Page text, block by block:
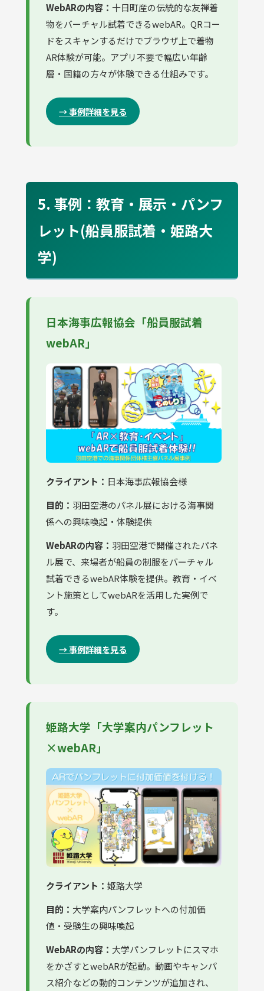
WebARの内容： 十日町産の伝統的な友禅着
物をバーチャル試着できるwebAR。QRコー
ドをスキャンするだけでブラウザ上で着物
AR体験が可能。アプリ不要で幅広い年齢
層・国籍の方々が体験できる仕組みです。
→ 事例詳細を見る
5. 事例：教育・展示・パンフ
レット(船員服試着・姫路大
学)
日本海事広報協会「船員服試着
webAR」
クライアント： 日本海事広報協会様
目的： 羽田空港のパネル展における海事関
係への興味喚起・体験提供
WebARの内容： 羽田空港で開催されたパネ
ル展で、来場者が船員の制服をバーチャル
試着できるwebAR体験を提供。教育・イベ
ント施策としてwebARを活用した実例で
す。
→ 事例詳細を見る
姫路大学「大学案内パンフレット
×webAR」
クライアント： 姫路大学
目的： 大学案内パンフレットへの付加価
値・受験生の興味喚起
WebARの内容： 大学パンフレットにスマホ
をかざすとwebARが起動。動画やキャンパ
ス紹介などの動的コンテンツが追加され、